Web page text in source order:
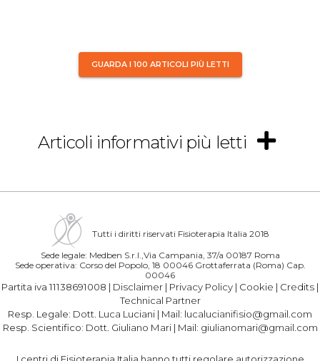
GUARDA I 100 ARTICOLI PIÙ LETTI
Articoli informativi più letti
Tutti i diritti riservati Fisioterapia Italia 2018
Sede legale: Medben S.r.l.,Via Campania, 37/a 00187 Roma
Sede operativa: Corso del Popolo, 18 00046 Grottaferrata (Roma) Cap.
00046
Partita iva 11138691008 | Disclaimer | Privacy Policy | Cookie | Credits |
Technical Partner
Resp. Legale: Dott. Luca Luciani | Mail: lucalucianifisio@gmail.com
Resp. Scientifico: Dott. Giuliano Mari| Mail: giulianomari@gmail.com